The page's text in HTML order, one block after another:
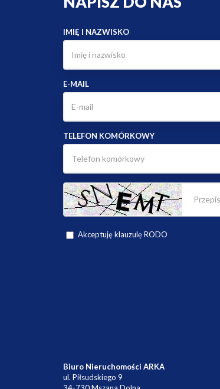
IMIĘ I NAZWISKO
E-MAIL
TELEFON KOMÓRKOWY
Akceptuję klauzulę RODO
Biuro Nieruchomości ARKA
ul. Piłsudskiego 9